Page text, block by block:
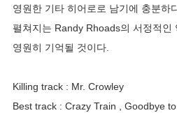
영원한 기타 히어로로 남기에 충분하
펼쳐지는 Randy Rhoads의 서정적인
영원히 기억될 것이다.
Killing track : Mr. Crowley
Best track : Crazy Train , Goodbye